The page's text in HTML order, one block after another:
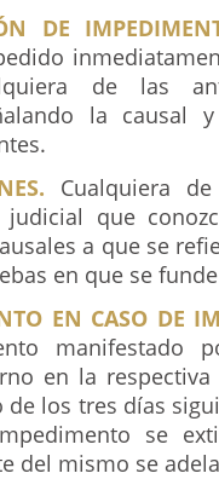
DE
de las
la
Cualquiera
que
a que se
en que se
EN CASO DE
manifestado
en la respectiva
los tres días
se
del mismo se